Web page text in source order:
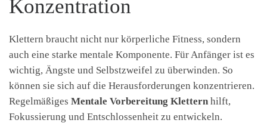
Konzentration
Klettern braucht nicht nur körperliche Fitness, sondern
auch eine starke mentale Komponente. Für Anfänger ist es
wichtig, Ängste und Selbstzweifel zu überwinden. So
können sie sich auf die Herausforderungen konzentrieren.
Regelmäßiges Mentale Vorbereitung Klettern hilft,
Fokussierung und Entschlossenheit zu entwickeln.